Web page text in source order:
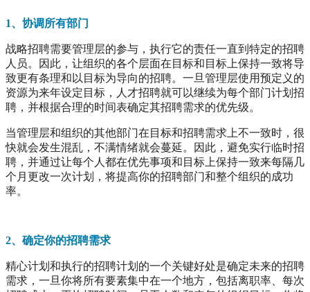
1、协调所有部门
战略招聘需要管理层的参与，执行它的责任一直到特定的招聘
人员。因此，让组织的各个层面在目标和目标上保持一致将导
致更有条理和以目标为导向的招聘。一旦管理层使用预定义的
资源为来年设定目标，人才招聘就可以继续为每个部门计划招
聘，并根据合理的时间表确定其招聘需求的优先级。
当管理层和组织的其他部门在目标和招聘需求上不一致时，很
快就会发生混乱，不满情绪就会蔓延。因此，避免实行临时招
聘，并通过让每个人都在优先事项和目标上保持一致来每隔几
个月更改一次计划，将提高你的招聘部门和整个组织的成功
率。
2、确定你的招聘需求
精心计划和执行的招聘计划的一个关键好处是确定未来的招聘
需求，一旦你将所有要素集中在一个地方，包括离职率、每次